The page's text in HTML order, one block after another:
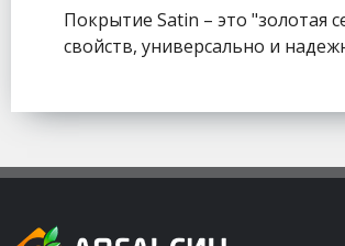
Покрытие Satin – это "золотая
свойств, универсально и